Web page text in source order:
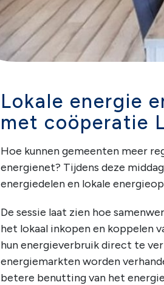
Lokale energie
met coöperatie
Hoe kunnen gemeenten meer
energienet? Tijdens deze
energiedelen en lokale
De sessie laat zien hoe
het lokaal inkopen en koppelen
hun energieverbruik direct te
energiemarkten worden
betere benutting van het